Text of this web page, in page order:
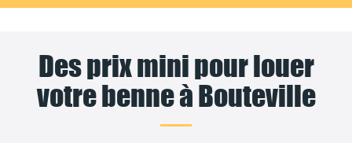
Des prix mini pour louer
votre benne à Bouteville